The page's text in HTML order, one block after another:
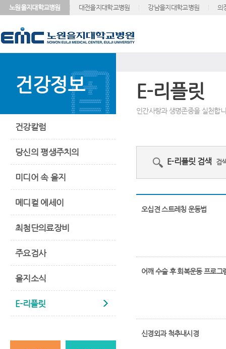
노원을지대학교병원 대전을지대학교병원 강남을지대학교병원 의
건강정보
건강칼럼
당신의 평생주치의
미디어 속 을지
메디컬 에세이
최첨단의료장비
주요검사
을지소식
E-리플릿
E-리플릿
인간사랑과 생명존중을 실천합
E-리플릿 검색 검
오십견 스트레칭 운동법
어깨 수술 후 회복운동 프로그
신경외과 척추내시경